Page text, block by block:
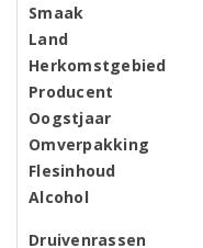
Smaak
Land
Herkomstgebied
Producent
Oogstjaar
Omverpakking
Flesinhoud
Alcohol
Druivenrassen